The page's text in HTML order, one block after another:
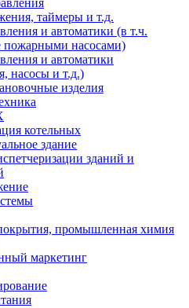
таймеры и т.д.
и автоматики (в т.ч.
пожарными насосами)
и автоматики
насосы и т.д.)
изделия
котельных
здание
зданий и
промышленная химия
маркетинг